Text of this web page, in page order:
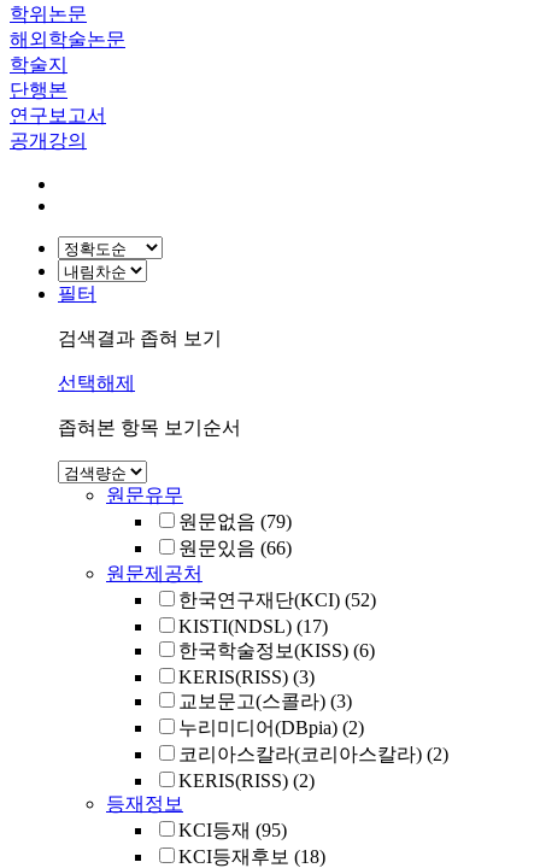
학위논문
해외학술논문
학술지
단행본
연구보고서
공개강의
필터
검색결과 좁혀 보기
선택해제
좁혀본 항목 보기순서
원문유무
원문없음 (79)
원문있음 (66)
원문제공처
한국연구재단(KCI) (52)
KISTI(NDSL) (17)
한국학술정보(KISS) (6)
KERIS(RISS) (3)
교보문고(스콜라) (3)
누리미디어(DBpia) (2)
코리아스칼라(코리아스칼라) (2)
KERIS(RISS) (2)
등재정보
KCI등재 (95)
KCI등재후보 (18)